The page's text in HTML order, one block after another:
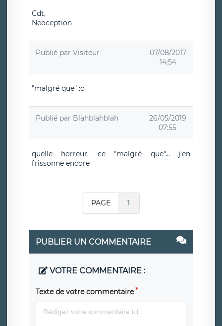
Cdt,
Neoception
Publié par Visiteur
07/08/2017
14:54
"malgré que" :o
Publié par Blahblahblah
26/05/2019
07:55
quelle horreur, ce "malgré que"... j'en
frissonne encore
PAGE 1
PUBLIER UN COMMENTAIRE
VOTRE COMMENTAIRE :
Texte de votre commentaire